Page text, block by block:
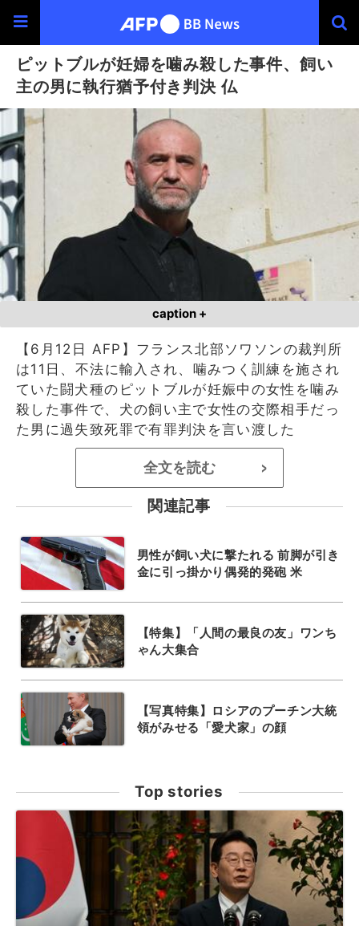
ピットブルが妊婦を噛み殺した事件、飼い
主の男に執行猶予付き判決 仏
caption +
【6月12日 AFP】フランス北部ソワソンの裁判所
は11日、不法に輸入され、噛みつく訓練を施され
ていた闘犬種のピットブルが妊娠中の女性を噛み
殺した事件で、犬の飼い主で女性の交際相手だっ
た男に過失致死罪で有罪判決を言い渡した
全文を読む >
関連記事
男性が飼い犬に撃たれる 前脚が引き
金に引っ掛かり偶発的発砲 米
【特集】「人間の最良の友」ワンち
ゃん大集合
【写真特集】ロシアのプーチン大統
領がみせる「愛犬家」の顔
Top stories